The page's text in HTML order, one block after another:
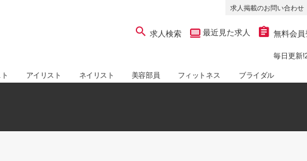
求人掲載のお問い合わせ
求人検索 最近見た求人 無料会員
毎日更新
アイリスト ネイリスト 美容部員 フィットネス ブライダル